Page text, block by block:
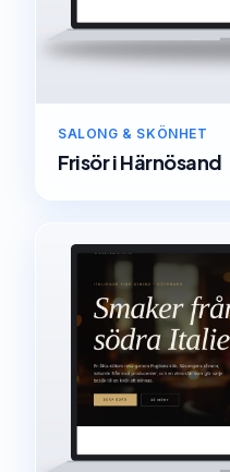
SALONG & SKÖNHET
FrisöriHärnösand